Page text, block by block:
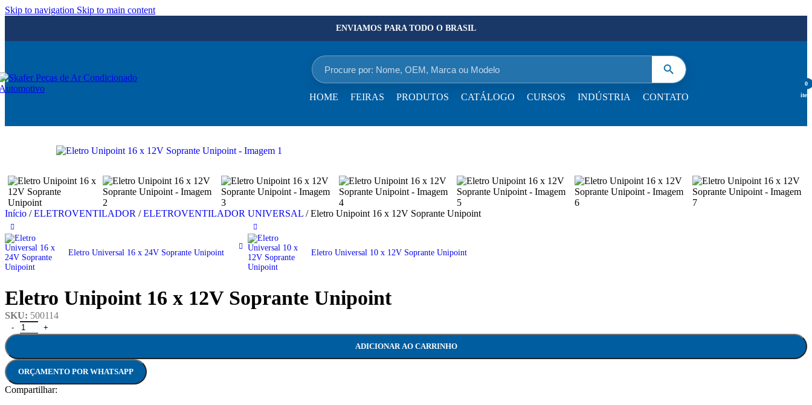
Skip to navigation Skip to main content
ENVIAMOS PARA TODO O BRASIL
Procure por: Nome, OEM, Marca ou Modelo
HOME FEIRAS PRODUTOS CATÁLOGO CURSOS INDÚSTRIA CONTATO
0
Início / ELETROVENTILADOR / ELETROVENTILADOR UNIVERSAL / Eletro Unipoint 16 x 12V Soprante Unipoint
Eletro Universal 16 x 24V Soprante Unipoint Eletro Universal 10 x 12V Soprante Unipoint
Eletro Unipoint 16 x 12V Soprante Unipoint
SKU: 500114
ADICIONAR AO CARRINHO
ORÇAMENTO POR WHATSAPP
Compartilhar: